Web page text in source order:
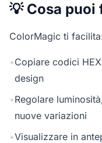
💡 Cosa puoi
ColorMagic ti
•Copiare codici
design
•Regolare
nuove variazioni
•Visualizzare in